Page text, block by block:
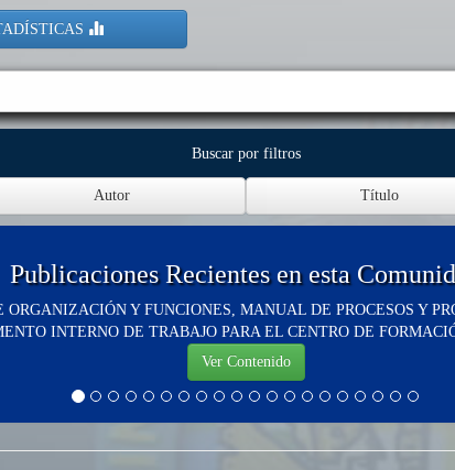
Buscar por filtros
Publicaciones Recientes en esta
Y FUNCIONES, MANUAL DE PROCESOS Y
INTERNO DE TRABAJO PARA EL CENTRO DE
Ver Contenido